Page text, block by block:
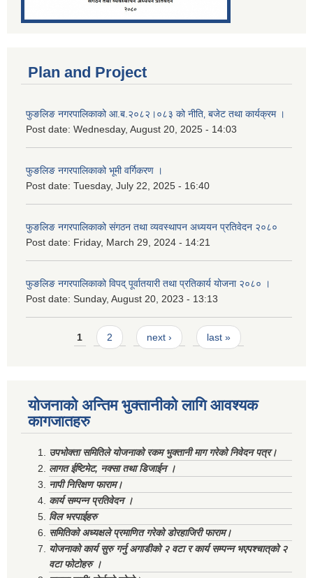
Plan and Project
फुङलिङ नगरपालिकाको आ.ब.२०८२।०८३ को नीति‚ बजेट तथा कार्यक्रम ।
Post date: Wednesday, August 20, 2025 - 14:03
फुङलिङ नगरपालिकाको भूमी वर्गिकरण ।
Post date: Tuesday, July 22, 2025 - 16:40
फुङलिङ नगरपालिकाको संगठन तथा व्यवस्थापन अध्ययन प्रतिवेदन २०८०
Post date: Friday, March 29, 2024 - 14:21
फुङलिङ नगरपालिकाको विपद् पूर्वातयारी तथा प्रतिकार्य योजना २०८० ।
Post date: Sunday, August 20, 2023 - 13:13
Pages1 2 next › last »
योजनाको अन्तिम भुक्तानीको लागि आवश्यक
कागजातहरु
उपभोक्ता समितिले योजनाको रकम भुक्तानी माग गरेको निवेदन पत्र।
लागत ईष्टिमेट, नक्सा तथा डिजाईन ।
नापी निरिक्षण फाराम।
कार्य सम्पन्न प्रतिवेदन ।
विल भरपाईहरु
समितिको अध्यक्षले प्रमाणित गरेको डोरहाजिरी फाराम।
योजनाको कार्य सुरु गर्नु अगाडीको २ वटा र कार्य सम्पन्न भएपश्चात्‌को २
वटा फोटोहरु ।